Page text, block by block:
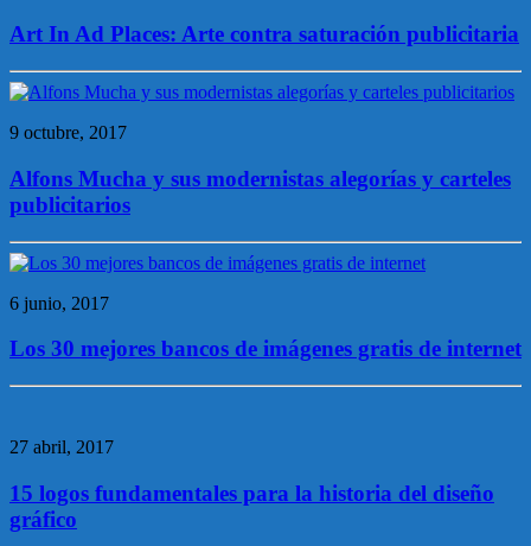
Art In Ad Places: Arte contra saturación publicitaria
9 octubre, 2017
Alfons Mucha y sus modernistas alegorías y carteles
publicitarios
6 junio, 2017
Los 30 mejores bancos de imágenes gratis de internet
27 abril, 2017
15 logos fundamentales para la historia del diseño
gráfico